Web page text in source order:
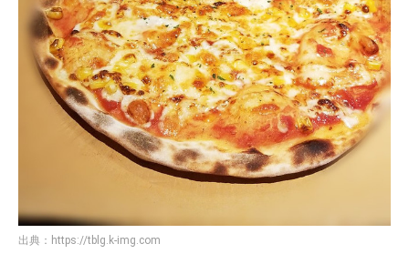
出典： https://tblg.k-img.com